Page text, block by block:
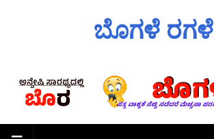
ಬೊಗಳೆ ರಗಳೆ